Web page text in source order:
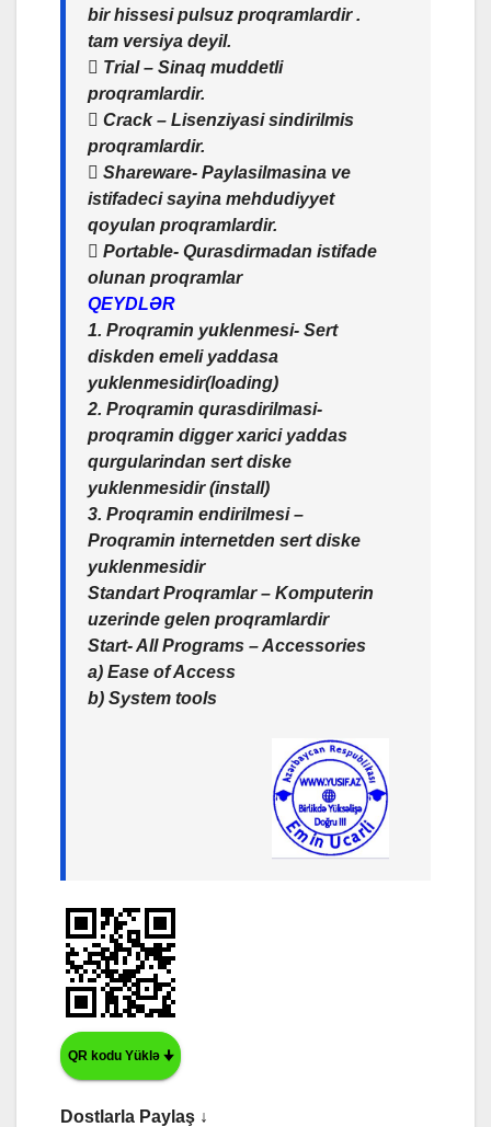
bir hissesi pulsuz proqramlardir .
tam versiya deyil.
 Trial – Sinaq muddetli
proqramlardir.
 Crack – Lisenziyasi sindirilmis
proqramlardir.
 Shareware- Paylasilmasina ve
istifadeci sayina mehdudiyyet
qoyulan proqramlardir.
 Portable- Qurasdirmadan istifade
olunan proqramlar
QEYDLƏR
1. Proqramin yuklenmesi- Sert
diskden emeli yaddasa
yuklenmesidir(loading)
2. Proqramin qurasdirilmasi-
proqramin digger xarici yaddas
qurgularindan sert diske
yuklenmesidir (install)
3. Proqramin endirilmesi –
Proqramin internetden sert diske
yuklenmesidir
Standart Proqramlar – Komputerin
uzerinde gelen proqramlardir
Start- All Programs – Accessories
a) Ease of Access
b) System tools
QR kodu Yüklə 🠋
Dostlarla Paylaş ↓